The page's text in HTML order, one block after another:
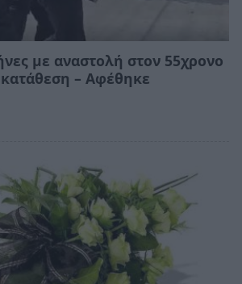
με αναστολή στον 55χρονο
– Αφέθηκε